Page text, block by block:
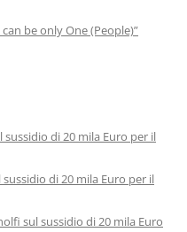
can be only One (People)”
di 20 mila Euro per il
di 20 mila Euro per il
sul sussidio di 20 mila Euro